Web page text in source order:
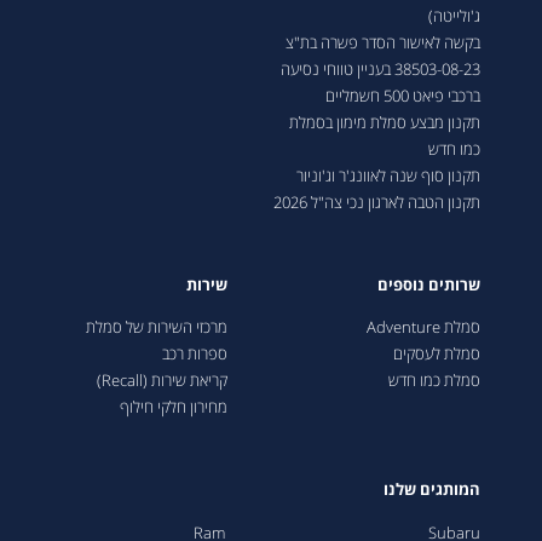
ג'ולייטה)
בקשה לאישור הסדר פשרה בת"צ
38503-08-23 בעניין טווחי נסיעה
ברכבי פיאט 500 חשמליים
תקנון מבצע סמלת מימון בסמלת
כמו חדש
תקנון סוף שנה לאוונג'ר וג'וניור
תקנון הטבה לארגון נכי צה"ל 2026
שרותים נוספים
סמלת Adventure
סמלת לעסקים
סמלת כמו חדש
שירות
מרכזי השירות של סמלת
ספרות רכב
קריאת שירות (Recall)
מחירון חלקי חילוף
המותגים שלנו
Subaru
Ram